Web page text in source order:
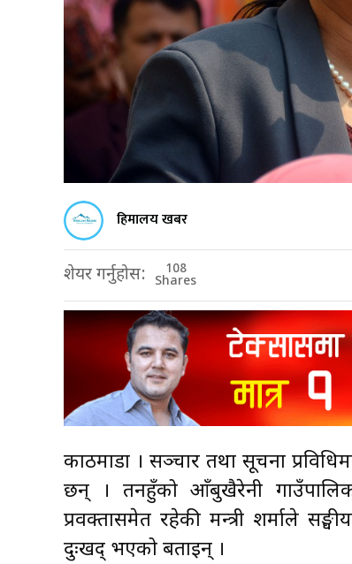
हिमालय खबर
शेयर गर्नुहोस: 108
Shares
काठमाडौँ । सञ्चार तथा सूचना
छन् । तनहुँको आँबुखैरेनी
प्रवक्तासमेत रहेकी मन्त्री शर्माले
दुःखद् भएको बताइन् ।